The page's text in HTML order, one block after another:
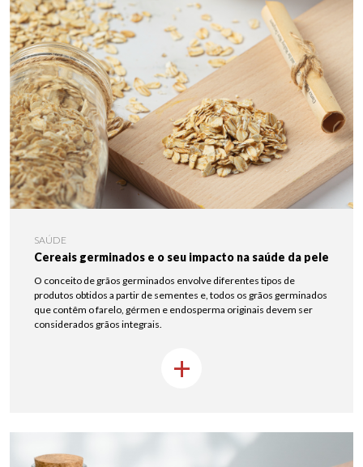
SAÚDE
Cereais germinados e o seu impacto na saúde da pele
O conceito de grãos germinados envolve diferentes tipos de
produtos obtidos a partir de sementes e, todos os grãos germinados
que contêm o farelo, gérmen e endosperma originais devem ser
considerados grãos integrais.
+